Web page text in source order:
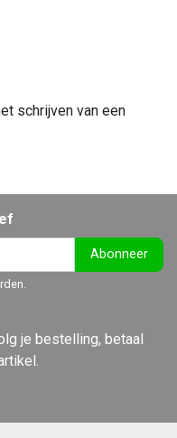
schrijven van een
Abonneer
je bestelling, betaal